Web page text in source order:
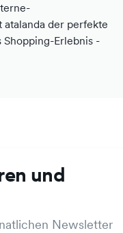
der perfekte
Erlebnis -
und
Newsletter